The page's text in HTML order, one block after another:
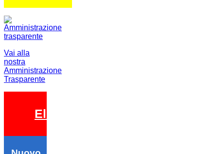
Vai alla
nostra
Amministrazione
Trasparente
Elezioni 2026